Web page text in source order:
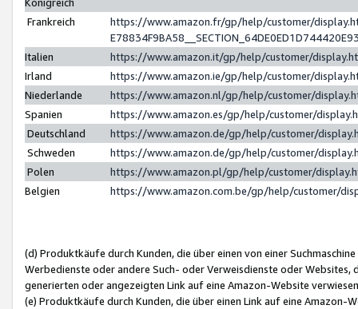
Frankreich
https://www.amazon.fr/gp/help/customer/
Italien
https://www.amazon.it/gp/help/customer/
Irland
https://www.amazon.ie/gp/help/customer/
Niederlande
https://www.amazon.nl/gp/help/customer/
Spanien
https://www.amazon.es/gp/help/customer/
Deutschland
https://www.amazon.de/gp/help/customer/
Schweden
https://www.amazon.de/gp/help/customer/
Polen
https://www.amazon.pl/gp/help/customer/
Belgien
https://www.amazon.com.be/gp/help/customer/
(d) Produktkäufe durch Kunden, die über einen von einer
Werbedienste oder andere Such- oder Verweisdienste oder Websites,
generierten oder angezeigten Link auf eine Amazon-Website
(e) Produktkäufe durch Kunden, die über einen Link auf eine